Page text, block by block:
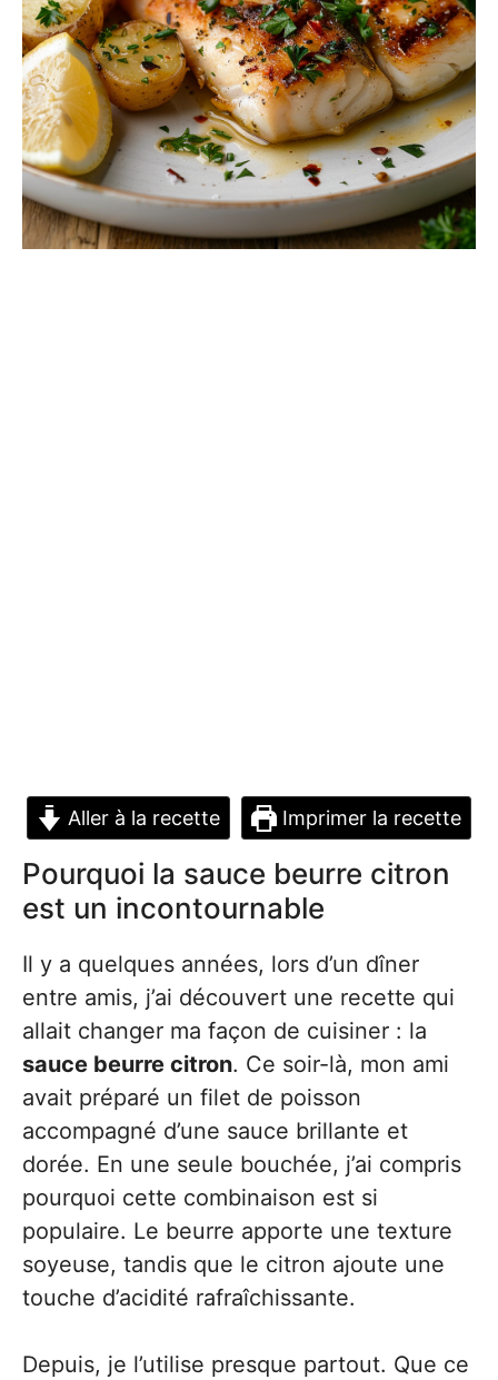
Aller à la recette Imprimer la recette
Pourquoi la sauce beurre citron
est un incontournable
Il y a quelques années, lors d’un dîner
entre amis, j’ai découvert une recette qui
allait changer ma façon de cuisiner : la
sauce beurre citron. Ce soir-là, mon ami
avait préparé un filet de poisson
accompagné d’une sauce brillante et
dorée. En une seule bouchée, j’ai compris
pourquoi cette combinaison est si
populaire. Le beurre apporte une texture
soyeuse, tandis que le citron ajoute une
touche d’acidité rafraîchissante.
Depuis, je l’utilise presque partout. Que ce